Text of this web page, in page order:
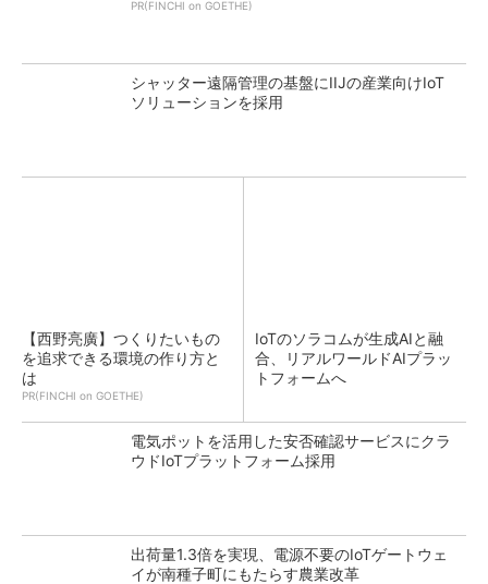
PR(FINCHI on GOETHE)
シャッター遠隔管理の基盤にIIJの産業向けIoT
ソリューションを採用
【西野亮廣】つくりたいもの
を追求できる環境の作り方と
は
PR(FINCHI on GOETHE)
IoTのソラコムが生成AIと融
合、リアルワールドAIプラッ
トフォームへ
電気ポットを活用した安否確認サービスにクラ
ウドIoTプラットフォーム採用
出荷量1.3倍を実現、電源不要のIoTゲートウェ
イが南種子町にもたらす農業改革